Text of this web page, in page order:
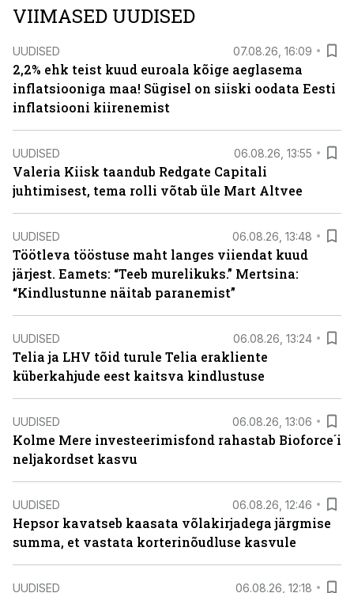
VIIMASED UUDISED
UUDISED 07.08.26, 16:09
2,2% ehk teist kuud euroala kõige aeglasema
inflatsiooniga maa! Sügisel on siiski oodata Eesti
inflatsiooni kiirenemist
UUDISED 06.08.26, 13:55
Valeria Kiisk taandub Redgate Capitali
juhtimisest, tema rolli võtab üle Mart Altvee
UUDISED 06.08.26, 13:48
Töötleva tööstuse maht langes viiendat kuud
järjest. Eamets: “Teeb murelikuks.” Mertsina:
“Kindlustunne näitab paranemist”
UUDISED 06.08.26, 13:24
Telia ja LHV tõid turule Telia erakliente
küberkahjude eest kaitsva kindlustuse
UUDISED 06.08.26, 13:06
Kolme Mere investeerimisfond rahastab Bioforce´i
neljakordset kasvu
UUDISED 06.08.26, 12:46
Hepsor kavatseb kaasata võlakirjadega järgmise
summa, et vastata korterinõudluse kasvule
UUDISED 06.08.26, 12:18